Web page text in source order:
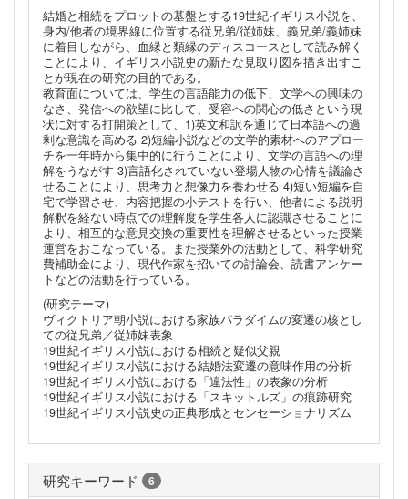
結婚と相続をプロットの基盤とする19世紀イギリス小説を、
身内/他者の境界線に位置する従兄弟/従姉妹、義兄弟/義姉妹
に着目しながら、血縁と類縁のディスコースとして読み解く
ことにより、イギリス小説史の新たな見取り図を描き出すこ
とが現在の研究の目的である。
教育面については、学生の言語能力の低下、文学への興味の
なさ、発信への欲望に比して、受容への関心の低さという現
状に対する打開策として、1)英文和訳を通じて日本語への過
剰な意識を高める 2)短編小説などの文学的素材へのアプロー
チを一年時から集中的に行うことにより、文学の言語への理
解をうながす 3)言語化されていない登場人物の心情を議論さ
せることにより、思考力と想像力を養わせる 4)短い短編を自
宅で学習させ、内容把握の小テストを行い、他者による説明
解釈を経ない時点での理解度を学生各人に認識させることに
より、相互的な意見交換の重要性を理解させるといった授業
運営をおこなっている。また授業外の活動として、科学研究
費補助金により、現代作家を招いての討論会、読書アンケー
トなどの活動を行っている。
(研究テーマ)
ヴィクトリア朝小説における家族パラダイムの変遷の核とし
ての従兄弟／従姉妹表象
19世紀イギリス小説における相続と疑似父親
19世紀イギリス小説における結婚法変遷の意味作用の分析
19世紀イギリス小説における「違法性」の表象の分析
19世紀イギリス小説における「スキットルズ」の痕跡研究
19世紀イギリス小説史の正典形成とセンセーショナリズム
研究キーワード 6